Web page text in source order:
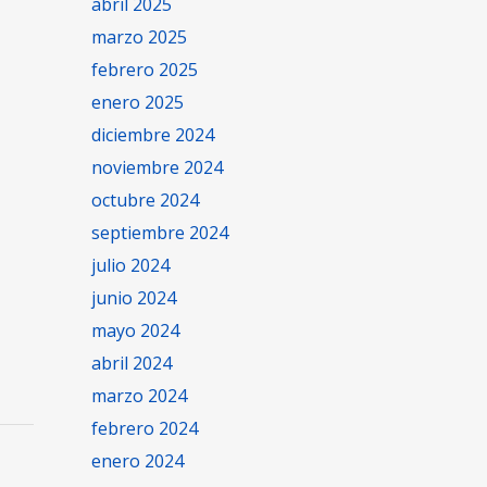
marzo 2025
febrero 2025
enero 2025
diciembre 2024
noviembre 2024
octubre 2024
septiembre 2024
julio 2024
junio 2024
mayo 2024
abril 2024
marzo 2024
febrero 2024
enero 2024